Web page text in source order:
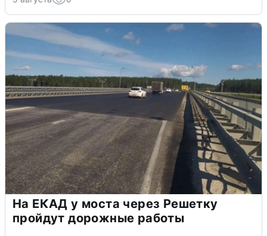
На ЕКАД у моста через Решетку
пройдут дорожные работы